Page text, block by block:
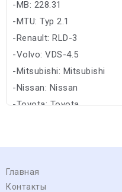
-MB: 228.31
-MTU: Typ 2.1
-Renault: RLD-3
-Volvo: VDS-4.5
-Mitsubishi: Mitsubishi
-Nissan: Nissan
-Toyota: Toyota
Главная
Контакты